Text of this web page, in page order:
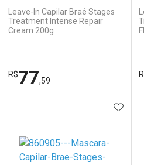
Leave-In Capilar Braé Stages
Treatment Intense Repair
Cream 200g
R$77,59
Laboratório
Por Menos